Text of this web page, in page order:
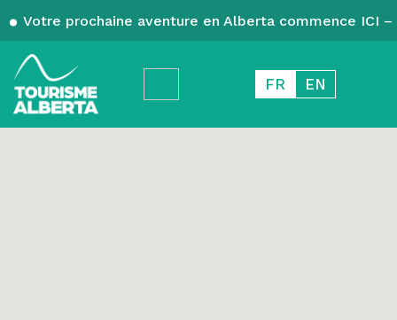
Votre prochaine aventure en Alberta commence ICI
FR EN